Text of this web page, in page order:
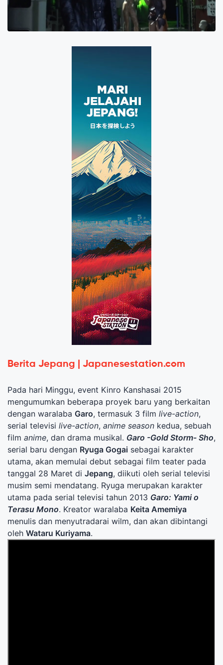
Berita Jepang | Japanesestation.com
Pada hari Minggu, event Kinro Kanshasai 2015
mengumumkan beberapa proyek baru yang berkaitan
dengan waralaba Garo, termasuk 3 film live-action,
serial televisi live-action, anime season kedua, sebuah
film anime, dan drama musikal. Garo -Gold Storm- Sho,
serial baru dengan Ryuga Gogai sebagai karakter
utama, akan memulai debut sebagai film teater pada
tanggal 28 Maret di Jepang, diikuti oleh serial televisi
musim semi mendatang. Ryuga merupakan karakter
utama pada serial televisi tahun 2013 Garo: Yami o
Terasu Mono. Kreator waralaba Keita Amemiya
menulis dan menyutradarai wilm, dan akan dibintangi
oleh Wataru Kuriyama.